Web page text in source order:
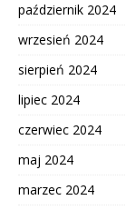
październik 2024
wrzesień 2024
sierpień 2024
lipiec 2024
czerwiec 2024
maj 2024
marzec 2024